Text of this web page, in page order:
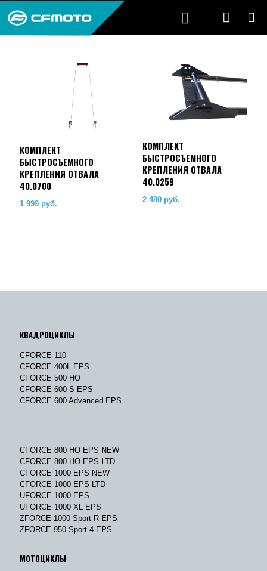
КОМПЛЕКТ
БЫСТРОСЪЕМНОГО
КРЕПЛЕНИЯ ОТВАЛА
40.0700
1 999 руб.
КОМПЛЕКТ
БЫСТРОСЪЕМНОГО
КРЕПЛЕНИЯ ОТВАЛА
40.0259
2 480 руб.
КВАДРОЦИКЛЫ
CFORCE 110
CFORCE 400L EPS
CFORCE 500 HO
CFORCE 600 S EPS
CFORCE 600 Advanced EPS
CFORCE 800 HO EPS NEW
CFORCE 800 HO EPS LTD
CFORCE 1000 EPS NEW
CFORCE 1000 EPS LTD
UFORCE 1000 EPS
UFORCE 1000 XL EPS
ZFORCE 1000 Sport R EPS
ZFORCE 950 Sport-4 EPS
МОТОЦИКЛЫ